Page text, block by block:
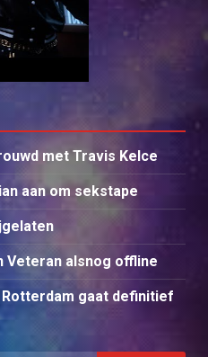
met Travis Kelce
aan om sekstape
Veteran alsnog offline
gaat definitief